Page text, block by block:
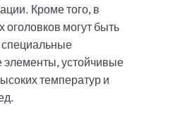
Кроме того, в
оголовков могут быть
элементы, устойчивые
температур и